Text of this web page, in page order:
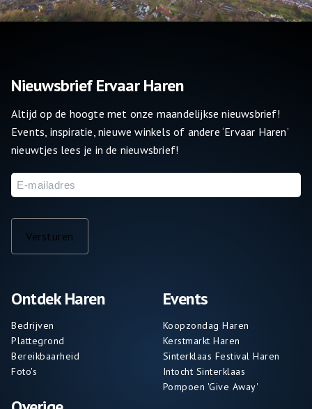
Ontdek Haren
Bedrijven
Plattegrond
Bereikbaarheid
Foto's
Events
Koopzondag Haren
Kerstmarkt Haren
Sinterklaas Festival Haren
Intocht Sinterklaas
Pompoen 'Give Away'
Nieuwsbrief Ervaar Haren
Altijd op de hoogte met onze maandelijkse nieuwsbrief!
Events, inspiratie, nieuwe winkels of andere ‘Ervaar Haren’
nieuwtjes lees je in de nieuwsbrief!
E-
mailadres
Versturen